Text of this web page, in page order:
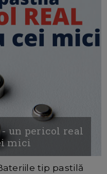
un pericol real
mici
tip pastilă